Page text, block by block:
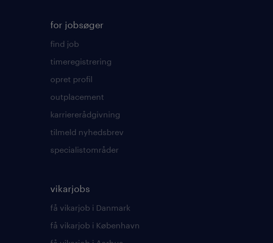
for jobsøger
find job
timeregistrering
opret profil
outplacement
karriererådgivning
tilmeld nyhedsbrev
specialistområder
vikarjobs
få vikarjob i Danmark
få vikarjob i København